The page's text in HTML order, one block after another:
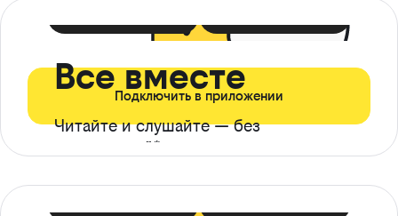
Все вместе
Читайте и слушайте — без
ограничений*
Подключить в приложении